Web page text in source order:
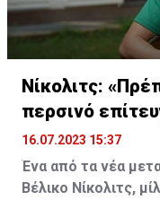
Νίκολιτς:
περσινό
16.07.2023 15:37
Ένα από τα νέα
Βέλικο Νίκολιτς,